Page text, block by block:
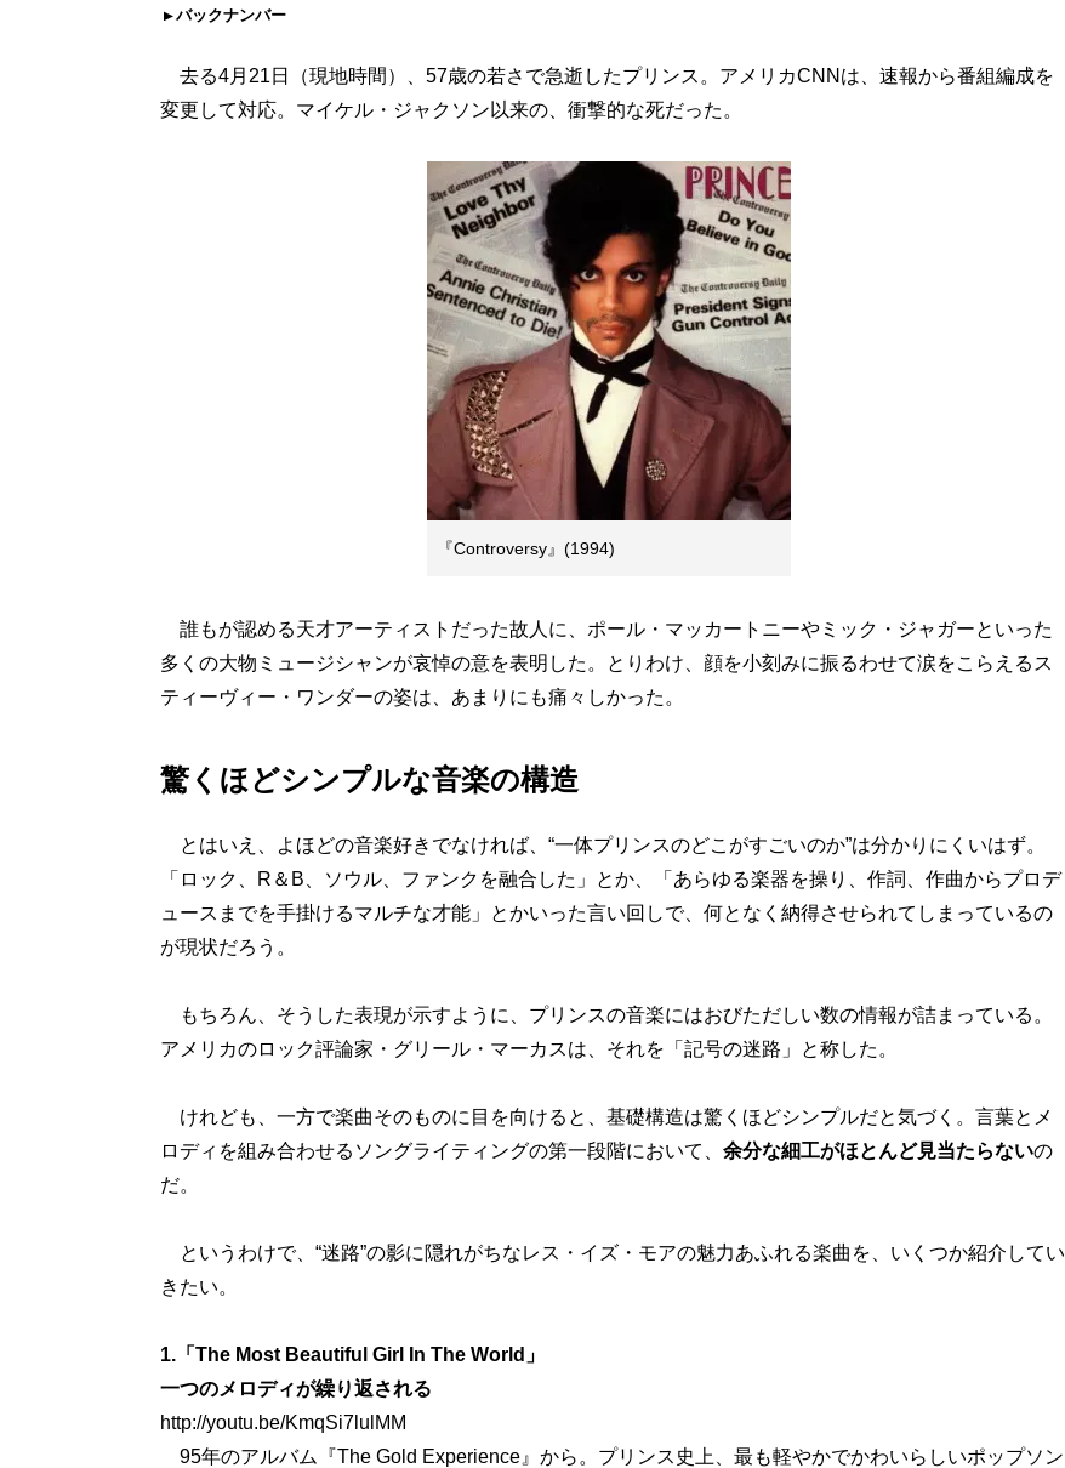
バックナンバー
去る4月21日（現地時間）、57歳の若さで急逝したプリンス。アメリカCNNは、速報から番組編成を
変更して対応。マイケル・ジャクソン以来の、衝撃的な死だった。
『Controversy』(1994)
誰もが認める天才アーティストだった故人に、ポール・マッカートニーやミック・ジャガーといった
多くの大物ミュージシャンが哀悼の意を表明した。とりわけ、顔を小刻みに振るわせて涙をこらえるス
ティーヴィー・ワンダーの姿は、あまりにも痛々しかった。
驚くほどシンプルな音楽の構造
とはいえ、よほどの音楽好きでなければ、“一体プリンスのどこがすごいのか”は分かりにくいはず。
「ロック、R＆B、ソウル、ファンクを融合した」とか、「あらゆる楽器を操り、作詞、作曲からプロデ
ュースまでを手掛けるマルチな才能」とかいった言い回しで、何となく納得させられてしまっているの
が現状だろう。
もちろん、そうした表現が示すように、プリンスの音楽にはおびただしい数の情報が詰まっている。
アメリカのロック評論家・グリール・マーカスは、それを「記号の迷路」と称した。
けれども、一方で楽曲そのものに目を向けると、基礎構造は驚くほどシンプルだと気づく。言葉とメ
ロディを組み合わせるソングライティングの第一段階において、 余分な細工がほとんど見当たらないの
だ。
というわけで、“迷路”の影に隠れがちなレス・イズ・モアの魅力あふれる楽曲を、いくつか紹介してい
きたい。
1.「The Most Beautiful Girl In The World」
一つのメロディが繰り返される
http://youtu.be/KmqSi7lulMM
95年のアルバム『The Gold Experience』から。プリンス史上、最も軽やかでかわいらしいポップソン